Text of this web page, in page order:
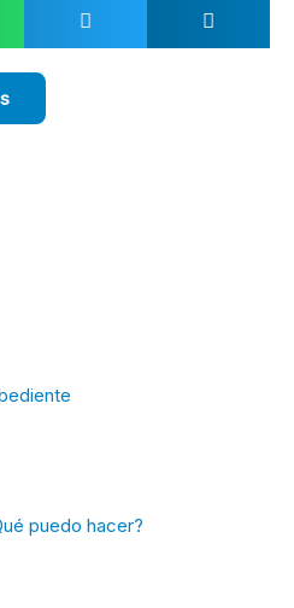
puedo hacer?